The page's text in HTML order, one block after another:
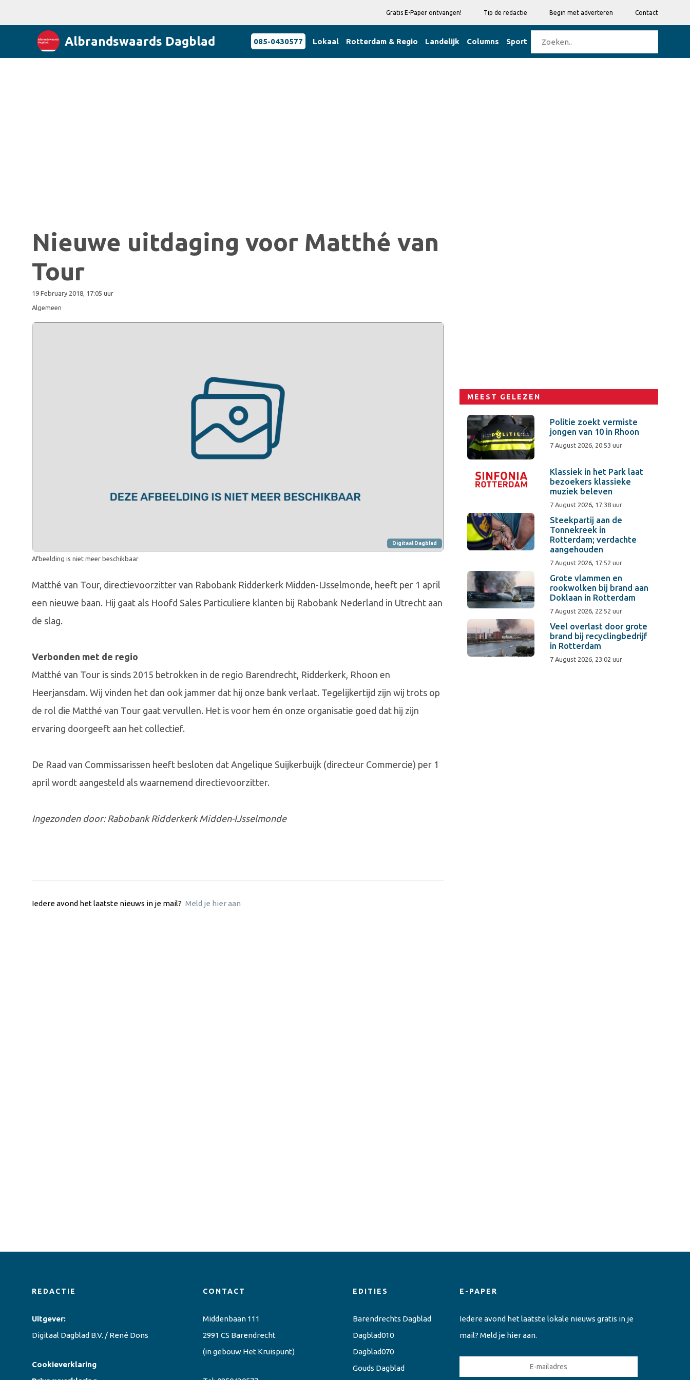
Gratis E-Paper ontvangen! Tip de redactie Begin met adverteren Contact
Albrandswaards Dagblad 085-0430577 Lokaal Rotterdam & Regio Landelijk Columns Sport
Nieuwe uitdaging voor Matthé van
Tour
19 February 2018, 17:05 uur
Algemeen
Digitaal Dagblad
Afbeelding is niet meer beschikbaar
Matthé van Tour, directievoorzitter van Rabobank Ridderkerk Midden-IJsselmonde, heeft per 1 april
een nieuwe baan. Hij gaat als Hoofd Sales Particuliere klanten bij Rabobank Nederland in Utrecht aan
de slag.
Verbonden met de regio
Matthé van Tour is sinds 2015 betrokken in de regio Barendrecht, Ridderkerk, Rhoon en
Heerjansdam. Wij vinden het dan ook jammer dat hij onze bank verlaat. Tegelijkertijd zijn wij trots op
de rol die Matthé van Tour gaat vervullen. Het is voor hem én onze organisatie goed dat hij zijn
ervaring doorgeeft aan het collectief.
De Raad van Commissarissen heeft besloten dat Angelique Suijkerbuijk (directeur Commercie) per 1
april wordt aangesteld als waarnemend directievoorzitter.
Ingezonden door: Rabobank Ridderkerk Midden-IJsselmonde
Iedere avond het laatste nieuws in je mail? Meld je hier aan
MEEST GELEZEN
Politie zoekt vermiste
jongen van 10 in Rhoon
7 August 2026, 20:53 uur
Klassiek in het Park laat
bezoekers klassieke
muziek beleven
7 August 2026, 17:38 uur
Steekpartij aan de
Tonnekreek in
Rotterdam; verdachte
aangehouden
7 August 2026, 17:52 uur
Grote vlammen en
rookwolken bij brand aan
Doklaan in Rotterdam
7 August 2026, 22:52 uur
Veel overlast door grote
brand bij recyclingbedrijf
in Rotterdam
7 August 2026, 23:02 uur
REDACTIE
Uitgever:
Digitaal Dagblad B.V. / René Dons
Cookieverklaring
CONTACT
Middenbaan 111
2991 CS Barendrecht
(in gebouw Het Kruispunt)
EDITIES
Barendrechts Dagblad
Dagblad010
Dagblad070
Gouds Dagblad
E-PAPER
Iedere avond het laatste lokale nieuws gratis in je
mail? Meld je hier aan.